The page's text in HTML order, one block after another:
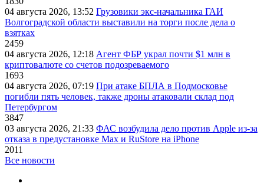
04 августа 2026, 13:52 Грузовики экс-начальника ГАИ
Волгоградской области выставили на торги после дела о
взятках
2459
04 августа 2026, 12:18 Агент ФБР украл почти $1 млн в
криптовалюте со счетов подозреваемого
1693
04 августа 2026, 07:19 При атаке БПЛА в Подмосковье
погибли пять человек, также дроны атаковали склад под
Петербургом
3847
03 августа 2026, 21:33 ФАС возбудила дело против Apple из-за
отказа в предустановке Max и RuStore на iPhone
2011
Все новости